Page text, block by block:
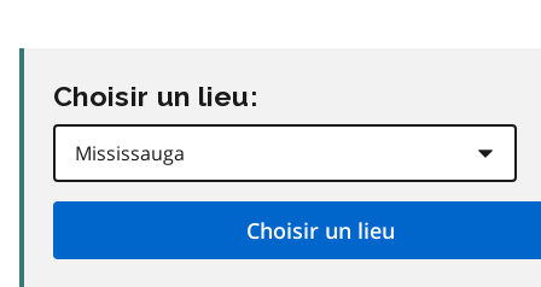
Choisir un lieu: